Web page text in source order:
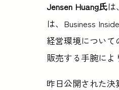
Jensen Huang氏
は、Business
経営環境について
販売する手腕によ
昨日公開された